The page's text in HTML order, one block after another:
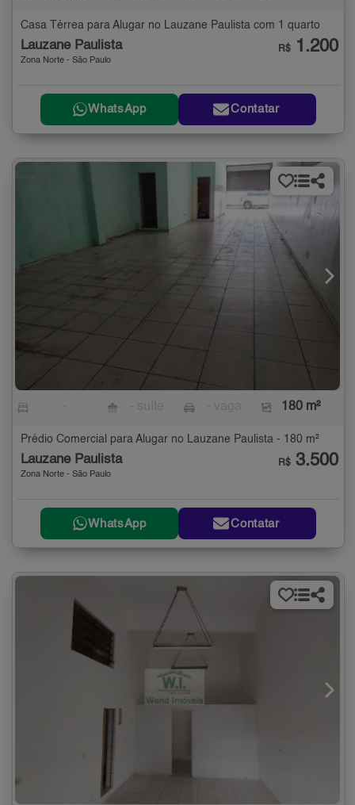
Casa Térrea para Alugar no Lauzane Paulista com 1 quarto
Lauzane Paulista
Zona Norte - São Paulo
R$ 1.200
WhatsApp Contatar
180 m²
Prédio Comercial para Alugar no Lauzane Paulista - 180 m²
Lauzane Paulista
Zona Norte - São Paulo
R$ 3.500
WhatsApp Contatar